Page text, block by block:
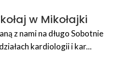
w Mikołajki
z nami na długo Sobotnie
kardiologii i kar...